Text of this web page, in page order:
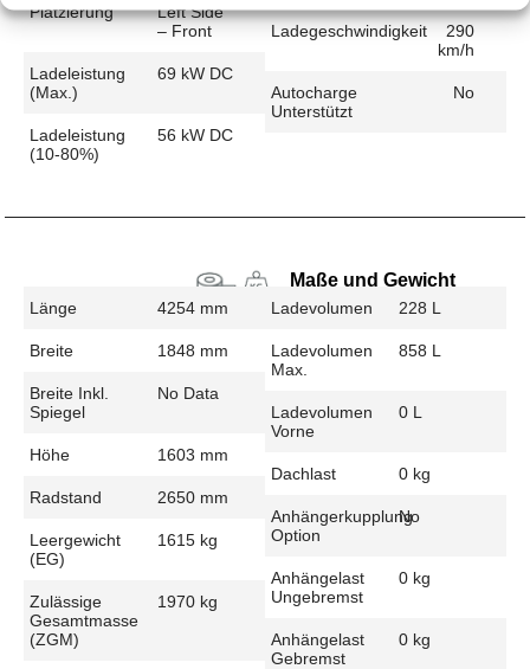
Platzierung
Left Side
– Front
Ladeleistung
(max.)
69 kW DC
Ladeleistung
(10-80%)
56 kW DC
Ladegeschwindigkeit
290
km/h
Autocharge
Unterstützt
No
Maße und Gewicht
Länge 4254 mm
Breite 1848 mm
Breite Inkl.
Spiegel
No Data
Höhe 1603 mm
Radstand 2650 mm
Leergewicht
(EG)
1615 kg
Zulässige
Gesamtmasse
(zGM)
1970 kg
Ladevolumen 228 L
Ladevolumen
Max.
858 L
Ladevolumen
Vorne
0 L
Dachlast 0 kg
Anhängerkupplung
Option
No
Anhängelast
Ungebremst
0 kg
Anhängelast
Gebremst
0 kg